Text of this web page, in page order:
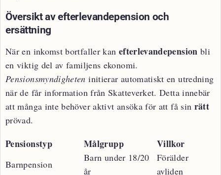
Översikt av efterlevandepension och
ersättning
När en inkomst bortfaller kan efterlevandepension bli
en viktig del av familjens ekonomi.
Pensionsmyndigheten initierar automatiskt en utredning
när de får information från Skatteverket. Detta innebär
att många inte behöver aktivt ansöka för att få sin rätt
prövad.
Pensionstyp Målgrupp Villkor
Barnpension
Barn under 18/20
år
Förälder
avliden